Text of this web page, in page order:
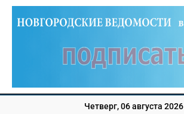
Четверг, 06 августа 2026